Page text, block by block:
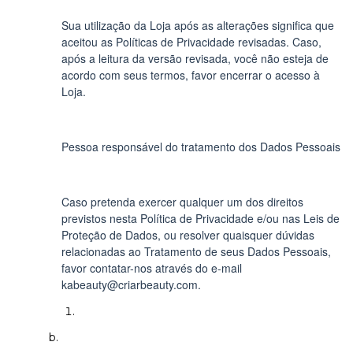
Sua utilização da Loja após as alterações significa que
aceitou as Políticas de Privacidade revisadas. Caso,
após a leitura da versão revisada, você não esteja de
acordo com seus termos, favor encerrar o acesso à
Loja.
Pessoa responsável do tratamento dos Dados Pessoais
Caso pretenda exercer qualquer um dos direitos
previstos nesta Política de Privacidade e/ou nas Leis de
Proteção de Dados, ou resolver quaisquer dúvidas
relacionadas ao Tratamento de seus Dados Pessoais,
favor contatar-nos através do e-mail
kabeauty@criarbeauty.com.